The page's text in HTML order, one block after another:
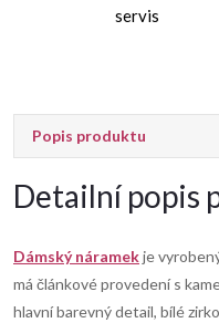
servis
Popis produktu
Detailní popis
Dámský náramekje
má článkové provedení s
hlavní barevný detail, bílé